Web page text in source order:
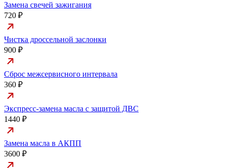
Замена свечей зажигания
720 ₽
Чистка дроссельной заслонки
900 ₽
Сброс межсервисного интервала
360 ₽
Экспресс-замена масла с защитой ДВС
1440 ₽
Замена масла в АКПП
3600 ₽